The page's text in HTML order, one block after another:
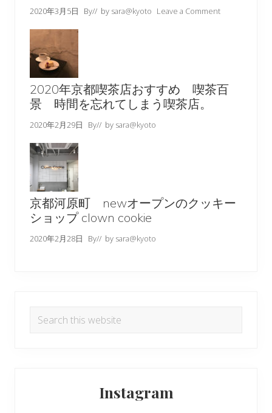
2020年3月5日 By// by sara@kyoto Leave a Comment
2020年京都喫茶店おすすめ 喫茶百
景 時間を忘れてしまう喫茶店。
2020年2月29日 By// by sara@kyoto
京都河原町 newオープンのクッキー
ショップ clown cookie
2020年2月28日 By// by sara@kyoto
Search
Instagram